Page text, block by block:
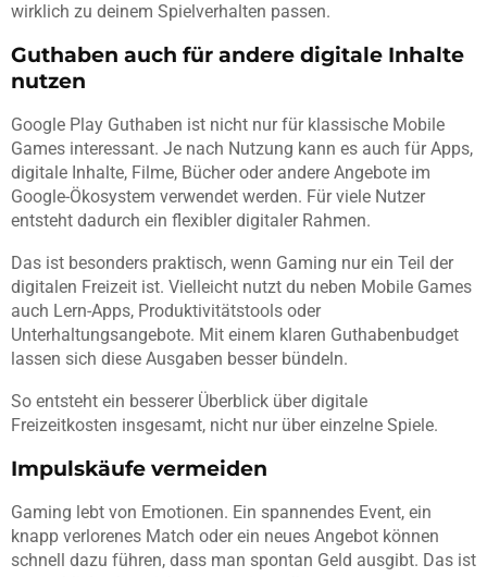
wirklich zu deinem Spielverhalten passen.
Guthaben auch für andere digitale Inhalte
nutzen
Google Play Guthaben ist nicht nur für klassische Mobile
Games interessant. Je nach Nutzung kann es auch für Apps,
digitale Inhalte, Filme, Bücher oder andere Angebote im
Google-Ökosystem verwendet werden. Für viele Nutzer
entsteht dadurch ein flexibler digitaler Rahmen.
Das ist besonders praktisch, wenn Gaming nur ein Teil der
digitalen Freizeit ist. Vielleicht nutzt du neben Mobile Games
auch Lern-Apps, Produktivitätstools oder
Unterhaltungsangebote. Mit einem klaren Guthabenbudget
lassen sich diese Ausgaben besser bündeln.
So entsteht ein besserer Überblick über digitale
Freizeitkosten insgesamt, nicht nur über einzelne Spiele.
Impulskäufe vermeiden
Gaming lebt von Emotionen. Ein spannendes Event, ein
knapp verlorenes Match oder ein neues Angebot können
schnell dazu führen, dass man spontan Geld ausgibt. Das ist